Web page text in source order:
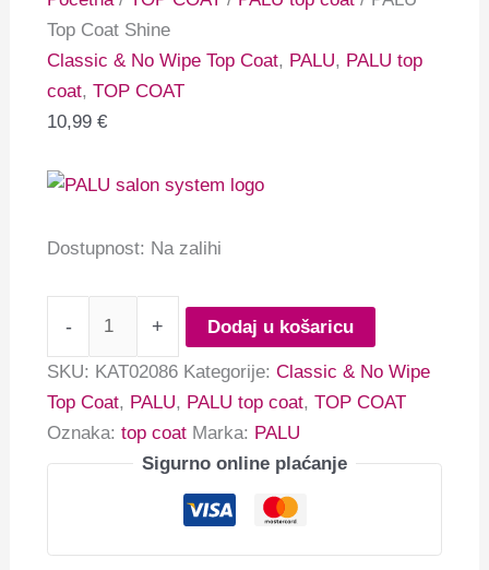
Top Coat Shine
Classic & No Wipe Top Coat, PALU, PALU top
coat,TOP COAT
10,99€
Dostupnost: Na zalihi
- + Dodaj u košaricu
SKU: KAT02086 Kategorije:Classic & No Wipe
Top Coat, PALU, PALU top coat,TOP COAT
Oznaka:top coat Marka: PALU
Sigurno online plaćanje